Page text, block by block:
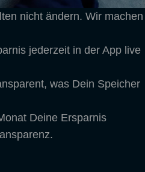
nicht ändern. Wir machen
jederzeit in der App live
was Dein Speicher
Deine Ersparnis